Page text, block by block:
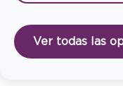
Ver todas las